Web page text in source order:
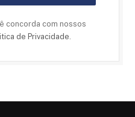
concorda com nossos
de Privacidade.